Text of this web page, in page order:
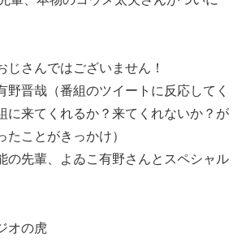
じさんではございません！
晋哉（番組のツイートに反応してく
に来てくれるか？来てくれないか？が
ことがきっかけ）
の先輩、よゐこ有野さんとスペシャル
オの虎